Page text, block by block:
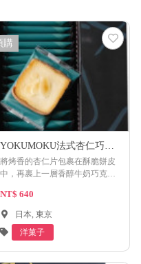
購
YOKUMOKU法式杏仁巧克
力薄餅
將烤香的杏仁片包裹在酥脆餅皮
中，再裹上一層香醇牛奶巧克
豐富，是秋冬限定的美味享受。
NT$ 640
日本, 東京
洋菓子